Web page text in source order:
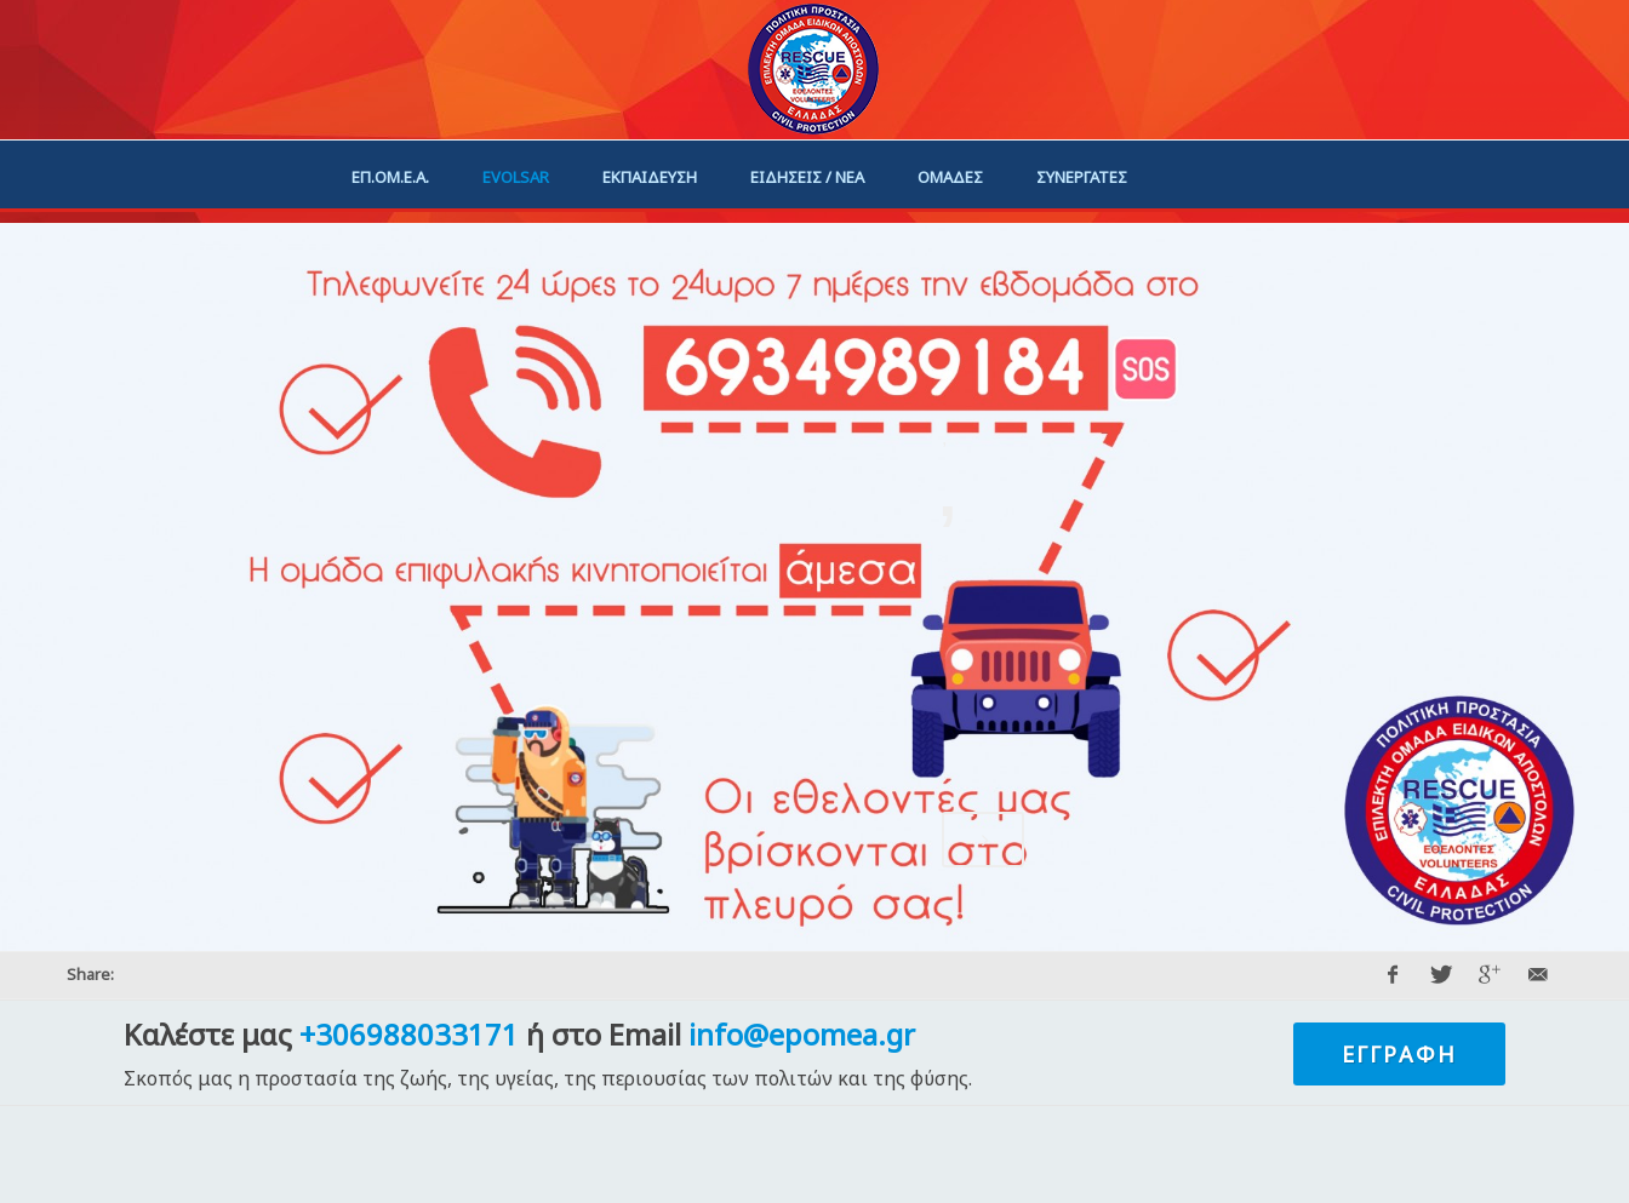
ΕΠ.ΟΜ.Ε.Α. EVOLSAR ΕΚΠΑΙΔΕΥΣΗ ΕΙΔΗΣΕΙΣ / ΝΕΑ ΟΜΑΔΕΣ ΣΥΝΕΡΓΑΤΕΣ
,
Share:
Καλέστε μας +306988033171 ή στο Email info@epomea.gr
Σκοπός μας η προστασία της ζωής, της υγείας, της περιουσίας των πολιτών και της φύσης.
ΕΓΓΡΑΦΉ